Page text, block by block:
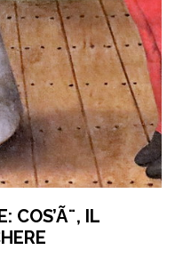
COS’Ã¨, IL